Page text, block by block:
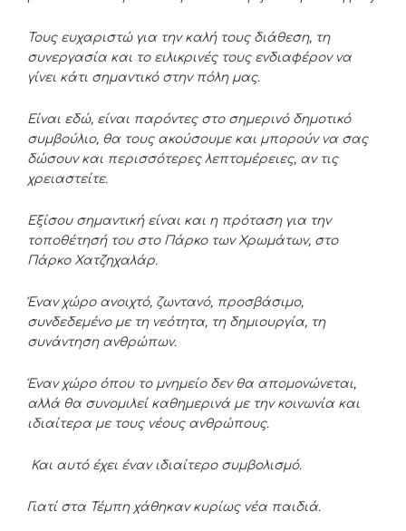
Τους ευχαριστώ για την καλή τους διάθεση, τη
συνεργασία και το ειλικρινές τους ενδιαφέρον να
γίνει κάτι σημαντικό στην πόλη μας.
Είναι εδώ, είναι παρόντες στο σημερινό δημοτικό
συμβούλιο, θα τους ακούσουμε και μπορούν να σας
δώσουν και περισσότερες λεπτομέρειες, αν τις
χρειαστείτε.
Εξίσου σημαντική είναι και η πρόταση για την
τοποθέτησή του στο Πάρκο των Χρωμάτων, στο
Πάρκο Χατζηχαλάρ.
Έναν χώρο ανοιχτό, ζωντανό, προσβάσιμο,
συνδεδεμένο με τη νεότητα, τη δημιουργία, τη
συνάντηση ανθρώπων.
Έναν χώρο όπου το μνημείο δεν θα απομονώνεται,
αλλά θα συνομιλεί καθημερινά με την κοινωνία και
ιδιαίτερα με τους νέους ανθρώπους.
Και αυτό έχει έναν ιδιαίτερο συμβολισμό.
Γιατί στα Τέμπη χάθηκαν κυρίως νέα παιδιά.